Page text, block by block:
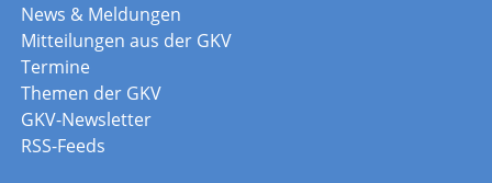
News & Meldungen
Mitteilungen aus der GKV
Termine
Themen der GKV
GKV-Newsletter
RSS-Feeds